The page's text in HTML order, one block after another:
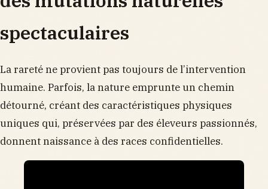
spectaculaires
La rareté ne provient pas toujours de l’intervention
humaine. Parfois, la nature emprunte un chemin
détourné, créant des caractéristiques physiques
uniques qui, préservées par des éleveurs passionnés,
donnent naissance à des races confidentielles.